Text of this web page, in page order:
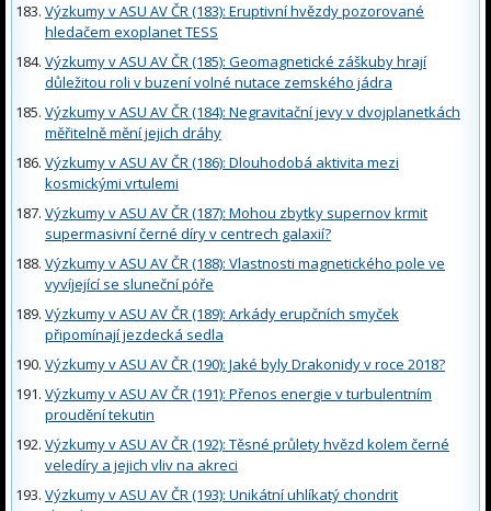
Výzkumy v ASU AV ČR (183): Eruptivní hvězdy pozorované
hledačem exoplanet TESS
Výzkumy v ASU AV ČR (185): Geomagnetické záškuby hrají
důležitou roli v buzení volné nutace zemského jádra
Výzkumy v ASU AV ČR (184): Negravitační jevy v dvojplanetkách
měřitelně mění jejich dráhy
Výzkumy v ASU AV ČR (186): Dlouhodobá aktivita mezi
kosmickými vrtulemi
Výzkumy v ASU AV ČR (187): Mohou zbytky supernov krmit
supermasivní černé díry v centrech galaxií?
Výzkumy v ASU AV ČR (188): Vlastnosti magnetického pole ve
vyvíjející se sluneční póře
Výzkumy v ASU AV ČR (189): Arkády erupčních smyček
připomínají jezdecká sedla
Výzkumy v ASU AV ČR (190): Jaké byly Drakonidy v roce 2018?
Výzkumy v ASU AV ČR (191): Přenos energie v turbulentním
proudění tekutin
Výzkumy v ASU AV ČR (192): Těsné průlety hvězd kolem černé
veledíry a jejich vliv na akreci
Výzkumy v ASU AV ČR (193): Unikátní uhlíkatý chondrit